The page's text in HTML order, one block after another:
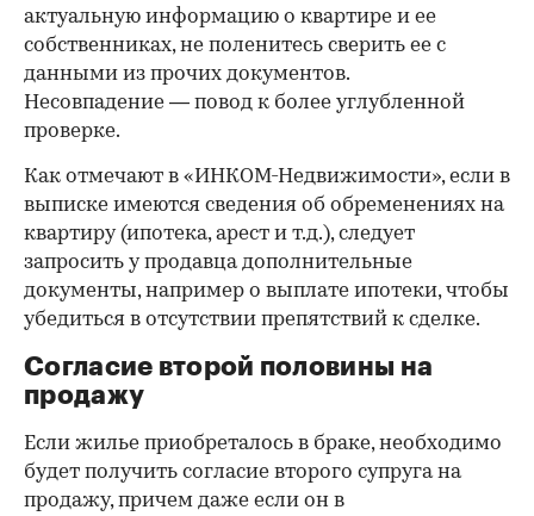
актуальную информацию о квартире и ее
собственниках, не поленитесь сверить ее с
данными из прочих документов.
Несовпадение — повод к более углубленной
проверке.
Как отмечают в «ИНКОМ-Недвижимости», если в
выписке имеются сведения об обременениях на
квартиру (ипотека, арест и т.д.), следует
запросить у продавца дополнительные
документы, например о выплате ипотеки, чтобы
убедиться в отсутствии препятствий к сделке.
Согласие второй половины на
продажу
Если жилье приобреталось в браке, необходимо
будет получить согласие второго супруга на
продажу, причем даже если он в